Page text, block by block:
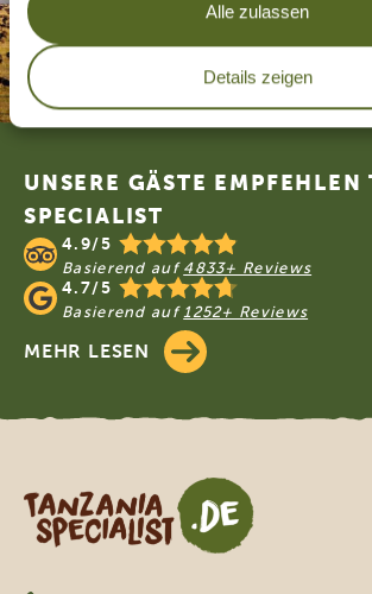
Alle zulassen
Details zeigen
Footer
UNSERE GÄSTE
SPECIALIST
4.9/5
Basierend auf 4833+ Reviews
4.7/5
Basierend auf 1252+ Reviews
MEHR LESEN
Tanzania Specialist